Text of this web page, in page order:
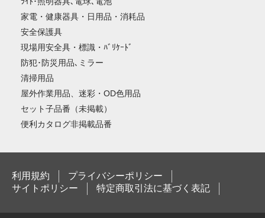
家電・健康器具・日用品・消耗品
安全保護具
現場用安全具・標識・ﾊﾞﾘｹｰﾄﾞ
防犯･防災用品､ミラー
清掃用品
屋外作業用品、迷彩・OD色用品
セット子品番（未掲載）
便利カタログ非掲載品番
利用規約
プライバシーポリシー
サイトポリシー
特定商取引法に基づく表記